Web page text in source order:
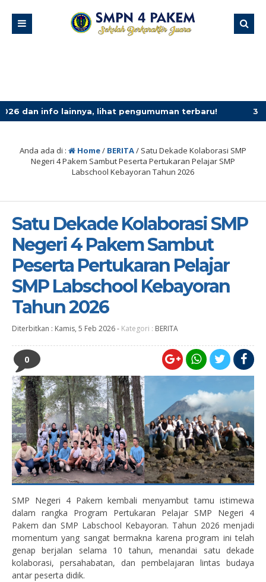
lihat pengumuman terbaru! 3 minggu yang lalu
Anda ada di : Home/ BERITA/ Satu Dekade Kolaborasi SMP
Negeri 4 Pakem Sambut Peserta Pertukaran Pelajar SMP
Labschool Kebayoran Tahun 2026
Satu Dekade Kolaborasi SMP
Negeri 4 Pakem Sambut
Peserta Pertukaran Pelajar
SMP Labschool Kebayoran
Tahun 2026
Diterbitkan : Kamis, 5 Feb 2026- Kategori : BERITA
0
SMP Negeri 4 Pakem kembali menyambut tamu istimewa
dalam rangka Program Pertukaran Pelajar SMP Negeri 4
Pakem dan SMP Labschool Kebayoran. Tahun 2026 menjadi
momentum yang sangat bermakna karena program ini telah
genap berjalan selama 10 tahun, menandai satu dekade
kolaborasi, persahabatan, dan pembelajaran lintas budaya
antar peserta didik.